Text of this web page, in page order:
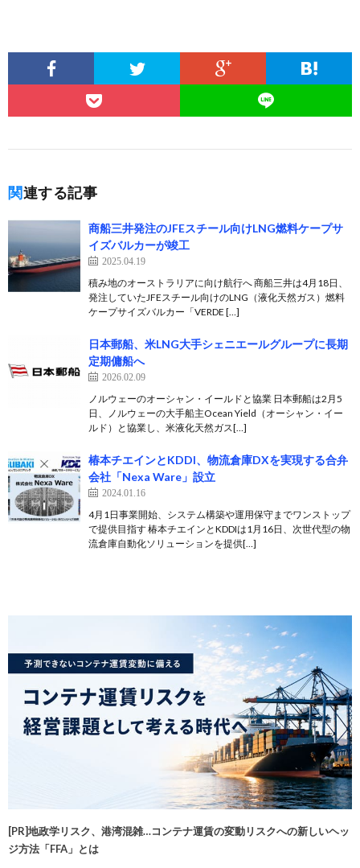
関連する記事
商船三井発注のJFEスチール向けLNG燃料ケープサ
イズバルカーが竣工
2025.04.19
積み地のオーストラリアに向け航行へ 商船三井は4月18日、
発注していたJFEスチール向けのLNG（液化天然ガス）燃料
ケープサイズバルカー「VERDE […]
日本郵船、米LNG大手シェニエールグループに長期
定期傭船へ
2026.02.09
ノルウェーのオーシャン・イールドと協業 日本郵船は2月5
日、ノルウェーの大手船主Ocean Yield（オーシャン・イー
ルド）と協業し、米液化天然ガス[…]
椿本チエインとKDDI、物流倉庫DXを実現する合弁
会社「Nexa Ware」設立
2024.01.16
4月1日事業開始、システム構築や運用保守までワンストップ
で提供目指す 椿本チエインとKDDIは1月16日、次世代型の物
流倉庫自動化ソリューションを提供[…]
[PR]地政学リスク、港湾混雑…コンテナ運賃の変動リスクへの新しいヘッ
ジ方法「FFA」とは